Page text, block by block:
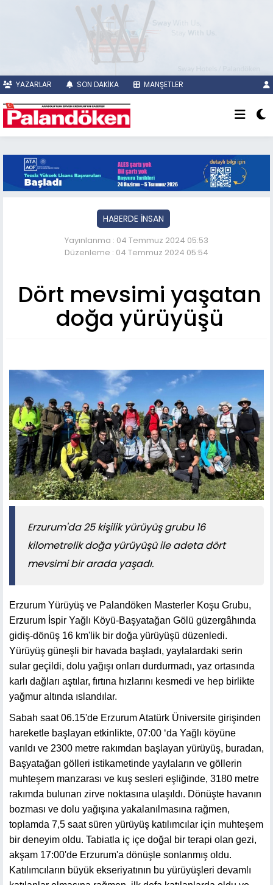
YAZARLAR SON DAKİKA MANŞETLER
HABERDE İNSAN
Yayınlanma : 04 Temmuz 2024 05:53
Düzenleme : 04 Temmuz 2024 05:54
Dört mevsimi yaşatan
doğa yürüyüşü
Erzurum'da 25 kişilik yürüyüş grubu 16
kilometrelik doğa yürüyüşü ile adeta dört
mevsimi bir arada yaşadı.
Erzurum Yürüyüş ve Palandöken Masterler Koşu Grubu,
Erzurum İspir Yağlı Köyü-Başyatağan Gölü güzergâhında
gidiş-dönüş 16 km'lik bir doğa yürüyüşü düzenledi.
Yürüyüş güneşli bir havada başladı, yaylalardaki serin
sular geçildi, dolu yağışı onları durdurmadı, yaz ortasında
karlı dağları aştılar, fırtına hızlarını kesmedi ve hep birlikte
yağmur altında ıslandılar.
Sabah saat 06.15'de Erzurum Atatürk Üniversite girişinden
hareketle başlayan etkinlikte, 07:00 ‘da Yağlı köyüne
varıldı ve 2300 metre rakımdan başlayan yürüyüş, buradan,
Başyatağan gölleri istikametinde yaylaların ve göllerin
muhteşem manzarası ve kuş sesleri eşliğinde, 3180 metre
rakımda bulunan zirve noktasına ulaşıldı. Dönüşte havanın
bozması ve dolu yağışına yakalanılmasına rağmen,
toplamda 7,5 saat süren yürüyüş katılımcılar için muhteşem
bir deneyim oldu. Tabiatla iç içe doğal bir terapi olan gezi,
akşam 17:00'de Erzurum'a dönüşle sonlanmış oldu.
Katılımcıların büyük ekseriyatının bu yürüyüşleri devamlı